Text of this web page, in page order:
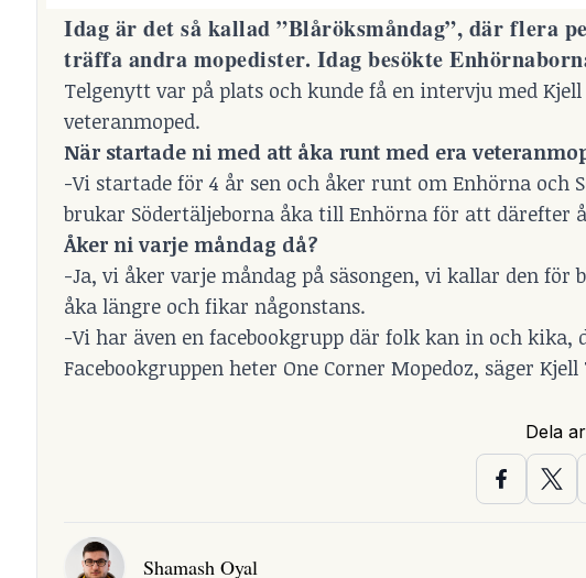
Idag är det så kallad ”Blåröksmåndag”, där flera
träffa andra mopedister. Idag besökte
Telgenytt var på plats och kunde få en intervju med
veteranmoped.
När startade ni med att åka runt med era
-Vi startade för 4 år sen och åker runt om Enhörna
brukar Södertäljeborna åka till Enhörna för att därefter
Åker ni varje måndag då?
-Ja, vi åker varje måndag på säsongen, vi kallar den
åka längre och fikar någonstans.
-Vi har även en facebookgrupp där folk kan in och
Facebookgruppen heter One Corner Mopedoz, säger
Dela
Shamash Oyal